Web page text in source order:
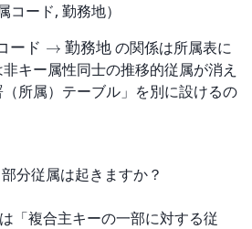
コード, 勤務地）
ード → 勤務地 の関係は所属表に
キー属性同士の推移的従属が消え
所属）テーブル」を別に設けるの
分従属は起きますか？
「複合主キーの一部に対する従